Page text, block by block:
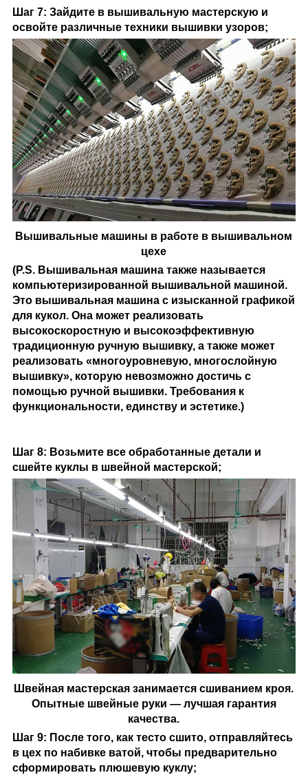
Шаг 7: Зайдите в вышивальную мастерскую и
освойте различные техники вышивки узоров;
Вышивальные машины в работе в вышивальном
цехе
(P.S. Вышивальная машина также называется
компьютеризированной вышивальной машиной.
Это вышивальная машина с изысканной графикой
для кукол. Она может реализовать
высокоскоростную и высокоэффективную
традиционную ручную вышивку, а также может
реализовать «многоуровневую, многослойную
вышивку», которую невозможно достичь с
помощью ручной вышивки. Требования к
функциональности, единству и эстетике.)
Шаг 8: Возьмите все обработанные детали и
сшейте куклы в швейной мастерской;
Швейная мастерская занимается сшиванием кроя.
Опытные швейные руки — лучшая гарантия
качества.
Шаг 9: После того, как тесто сшито, отправляйтесь
в цех по набивке ватой, чтобы предварительно
сформировать плюшевую куклу;